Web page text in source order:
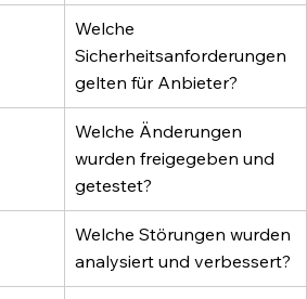
Welche
Sicherheitsanforderungen
gelten für Anbieter?
Welche Änderungen
wurden freigegeben und
getestet?
Welche Störungen wurden
analysiert und verbessert?